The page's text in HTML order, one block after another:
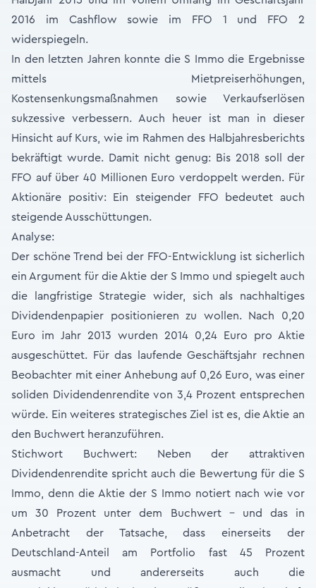
2016 im Cashflow sowie im FFO 1 und FFO 2
widerspiegeln.
In den letzten Jahren konnte die S Immo die Ergebnisse
mittels Mietpreiserhöhungen,
Kostensenkungsmaßnahmen sowie Verkaufserlösen
sukzessive verbessern. Auch heuer ist man in dieser
Hinsicht auf Kurs, wie im Rahmen des Halbjahresberichts
bekräftigt wurde. Damit nicht genug: Bis 2018 soll der
FFO auf über 40 Millionen Euro verdoppelt werden. Für
Aktionäre positiv: Ein steigender FFO bedeutet auch
steigende Ausschüt­tungen.
Analyse:
Der schöne Trend bei der FFO-Entwicklung ist sicherlich
ein Argument für die Aktie der S Immo und spiegelt auch
die langfristige Strategie wider, sich als nachhaltiges
Dividendenpapier positionieren zu wollen. Nach 0,20
Euro im Jahr 2013 wurden 2014 0,24 Euro pro Aktie
ausgeschüttet. Für das laufende Geschäftsjahr rechnen
Beobachter mit einer Anhebung auf 0,26 Euro, was einer
soliden Dividendenrendite von 3,4 Prozent entsprechen
würde. Ein weiteres strategisches Ziel ist es, die Aktie an
den Buchwert heranzuführen.
Stichwort Buchwert: Neben der attraktiven
Dividendenrendite spricht auch die Bewertung für die S
Immo, denn die Aktie der S Immo notiert nach wie vor
um 30 Prozent unter dem Buchwert – und das in
Anbetracht der Tatsache, dass einerseits der
Deutschland-Anteil am Portfolio fast 45 Prozent
ausmacht und andererseits auch die